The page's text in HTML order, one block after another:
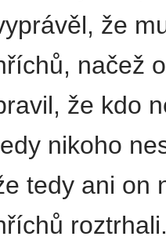
že
načež
že kdo
nikoho
tedy ani on